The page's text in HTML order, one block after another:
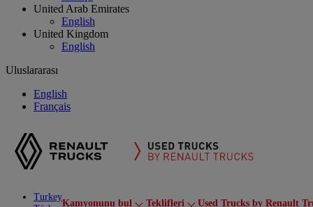
United Arab Emirates
English
United Kingdom
English
Uluslararası
English
Français
Turkey
Kamyonunu bul Teklifleri Used Trucks by Renault